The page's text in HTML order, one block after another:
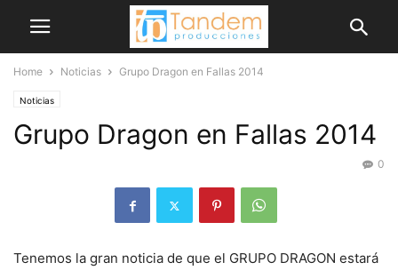
Home Noticias Grupo Dragon en Fallas 2014
Noticias
Grupo Dragon en Fallas 2014
0
Tenemos la gran noticia de que el GRUPO DRAGON estará